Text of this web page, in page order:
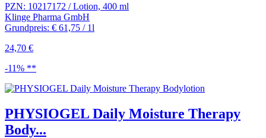
PZN: 10217172 / Lotion, 400 ml
Klinge Pharma GmbH
Grundpreis: € 61,75 / 1l
24,70 €
-11% **
PHYSIOGEL Daily Moisture Therapy
Body...